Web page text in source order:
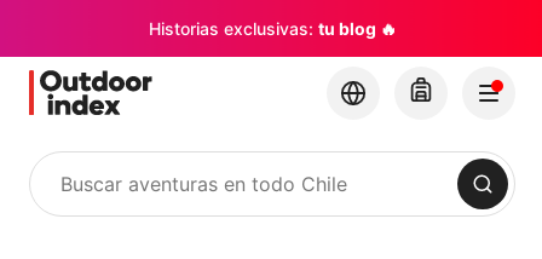
Historias exclusivas: tu blog 🔥
Buscar